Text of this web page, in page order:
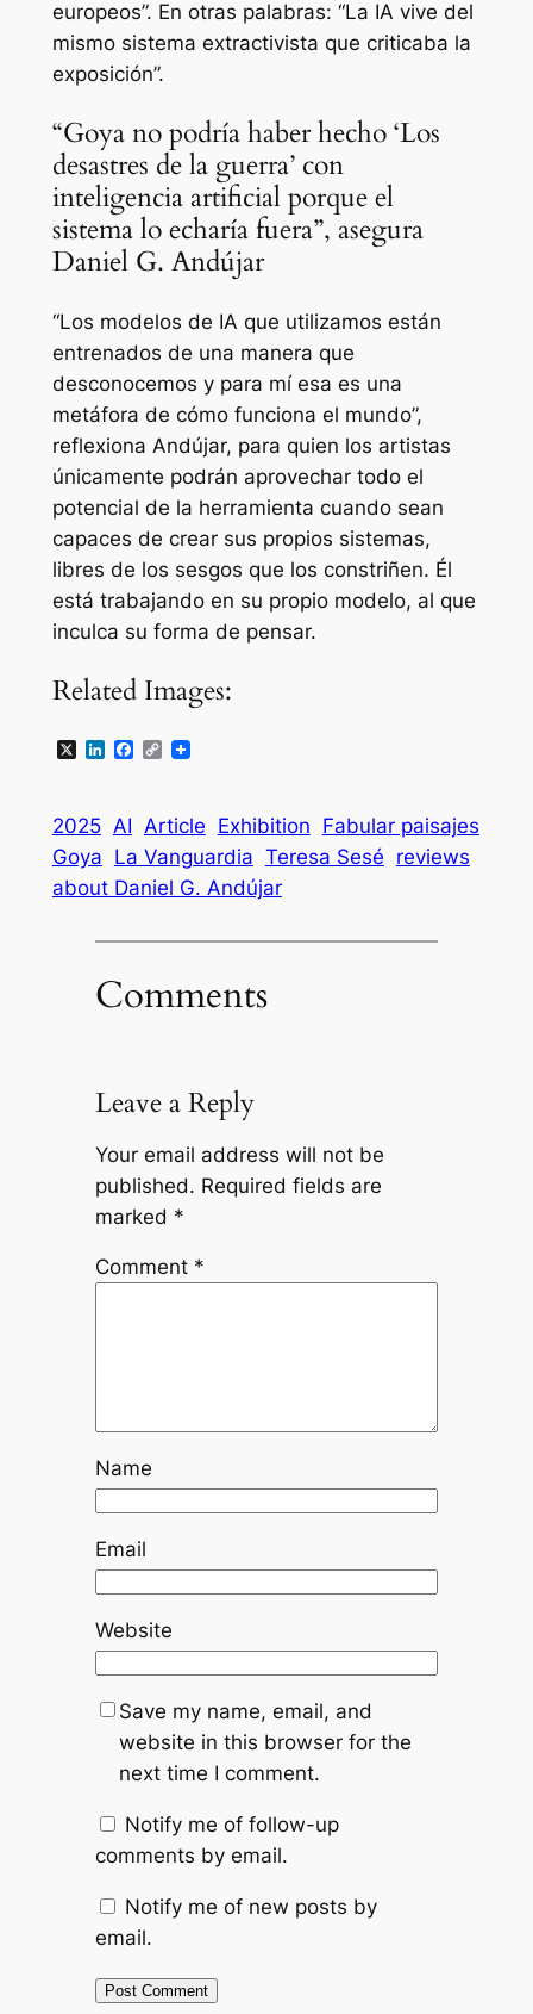
europeos”. En otras palabras: “La IA vive del
mismo sistema extractivista que criticaba la
exposición”.
“Goya no podría haber hecho ‘Los
desastres de la guerra’ con
inteligencia artificial porque el
sistema lo echaría fuera”, asegura
Daniel G. Andújar
“Los modelos de IA que utilizamos están
entrenados de una manera que
desconocemos y para mí esa es una
metáfora de cómo funciona el mundo”,
reflexiona Andújar, para quien los artistas
únicamente podrán aprovechar todo el
potencial de la herramienta cuando sean
capaces de crear sus propios sistemas,
libres de los sesgos que los constriñen. Él
está trabajando en su propio modelo, al que
inculca su forma de pensar.
Related Images:
X LinkedIn
Facebook
Copy
2025 AI Article Exhibition Fabular paisajes
Goya La Vanguardia Teresa Sesé reviews
about Daniel G. Andújar
Comments
Leave a Reply
Your email address will not be
published. Required fields are
marked *
Comment *
Name
Email
Website
Save my name, email, and
website in this browser for the
next time I comment.
Notify me of follow-up
comments by email.
Notify me of new posts by
email.